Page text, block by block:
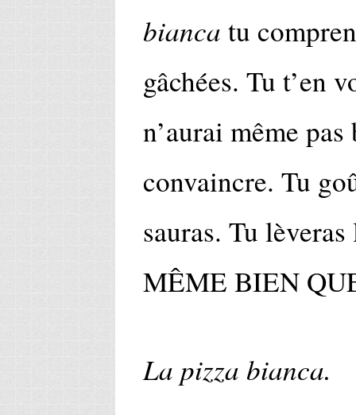
bianca tu
gâchées. Tu t’en
n’aurai même
convaincre. Tu
sauras. Tu
MÊME BIEN
La pizza bianca.